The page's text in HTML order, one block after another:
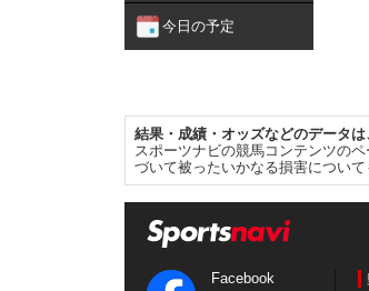
今日の予定
結果・成績・オッズなどのデータは
スポーツナビの競馬コンテンツの
づいて被ったいかなる損害につい
Facebook